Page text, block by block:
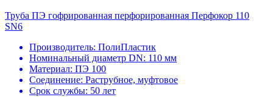
Труба ПЭ гофрированная перфорированная Перфокор 110
SN6
Производитель: ПолиПластик
Номинальный диаметр DN: 110 мм
Материал: ПЭ 100
Соединение: Раструбное, муфтовое
Срок службы: 50 лет